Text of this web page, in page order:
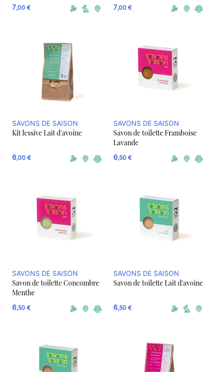
7,00 € 7,00 €
SAVONS DE SAISON
Kit lessive Lait d'avoine
6,00 €
SAVONS DE SAISON
Savon de toilette Framboise
Lavande
6,50 €
SAVONS DE SAISON
Savon de toilette Concombre
Menthe
6,50 €
SAVONS DE SAISON
Savon de toilette Lait d'avoine
6,50 €